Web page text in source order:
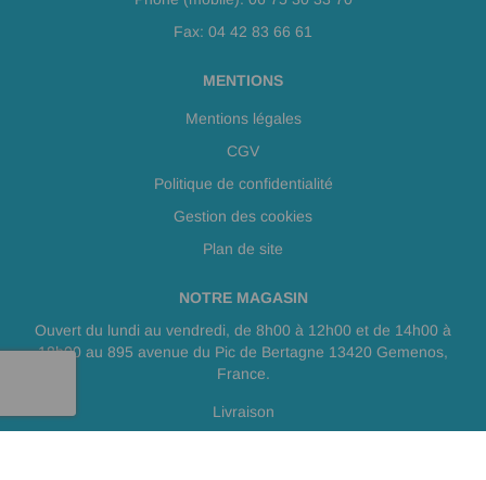
Fax: 04 42 83 66 61
MENTIONS
Mentions légales
CGV
Politique de confidentialité
Gestion des cookies
Plan de site
NOTRE MAGASIN
Ouvert du lundi au vendredi, de 8h00 à 12h00 et de 14h00 à
18h00 au 895 avenue du Pic de Bertagne 13420 Gemenos,
France.
Livraison